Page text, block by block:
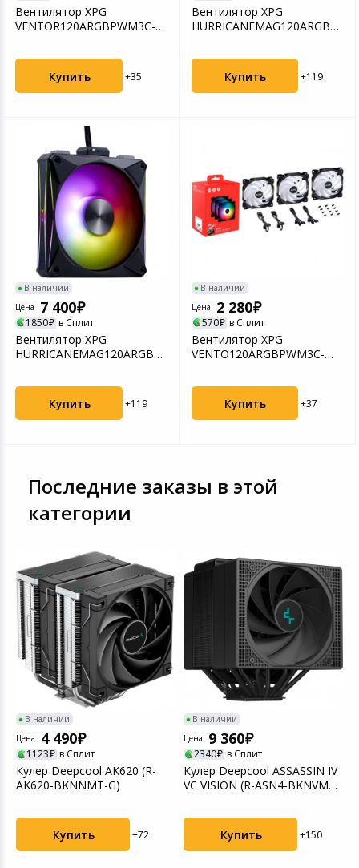
Вентилятор XPG
VENTOR120ARGBPWM3C-
Купить +35
Вентилятор XPG
Купить +119
В наличии
Цена
7 400
1850 в Сплит
Вентилятор XPG
HURRICANEMAG120ARGBPWM4C-
Купить +119
В наличии
Цена
2 280
570 в Сплит
Вентилятор XPG
VENTO120ARGBPWM3C-
Купить +37
Последние заказы в этой
категории
В наличии
Цена
4 490
1123 в Сплит
Кулер Deepсool AK620 (R-
AK620-BKNNMT-G)
Купить +72
В наличии
Цена
9 360
2340 в Сплит
Кулер Deepcool ASSASSIN IV
VC VISION (R-ASN4-BKNVMD-
Купить +150